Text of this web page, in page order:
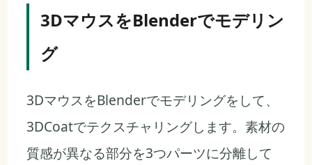
3DマウスをBlenderでモデリン
グ
3DマウスをBlenderでモデリングをして、
3DCoatでテクスチャリングします。素材の
質感が異なる部分を3つパーツに分離して